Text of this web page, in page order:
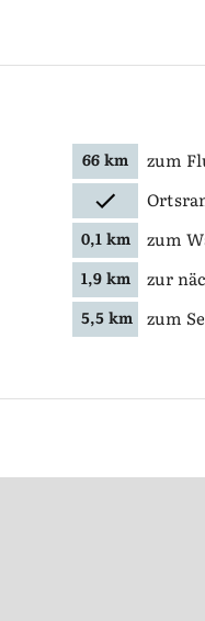
66 km
zum
0,1 km zum
1,9 km zur
5,5 km
zum